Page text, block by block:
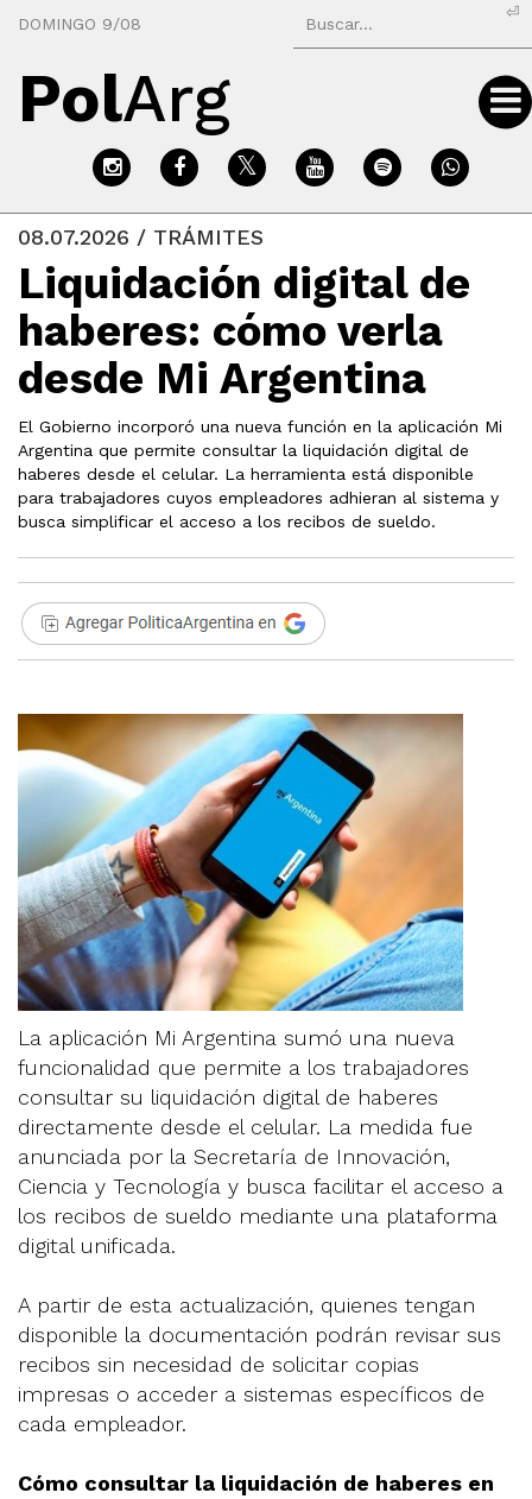
DOMINGO 9/08
⏎
PolArg
08.07.2026 / TRÁMITES
Liquidación digital de
haberes: cómo verla
desde Mi Argentina
El Gobierno incorporó una nueva función en la aplicación Mi
Argentina que permite consultar la liquidación digital de
haberes desde el celular. La herramienta está disponible
para trabajadores cuyos empleadores adhieran al sistema y
busca simplificar el acceso a los recibos de sueldo.
La aplicación Mi Argentina sumó una nueva
funcionalidad que permite a los trabajadores
consultar su liquidación digital de haberes
directamente desde el celular. La medida fue
anunciada por la Secretaría de Innovación,
Ciencia y Tecnología y busca facilitar el acceso a
los recibos de sueldo mediante una plataforma
digital unificada.
A partir de esta actualización, quienes tengan
disponible la documentación podrán revisar sus
recibos sin necesidad de solicitar copias
impresas o acceder a sistemas específicos de
cada empleador.
Cómo consultar la liquidación de haberes en